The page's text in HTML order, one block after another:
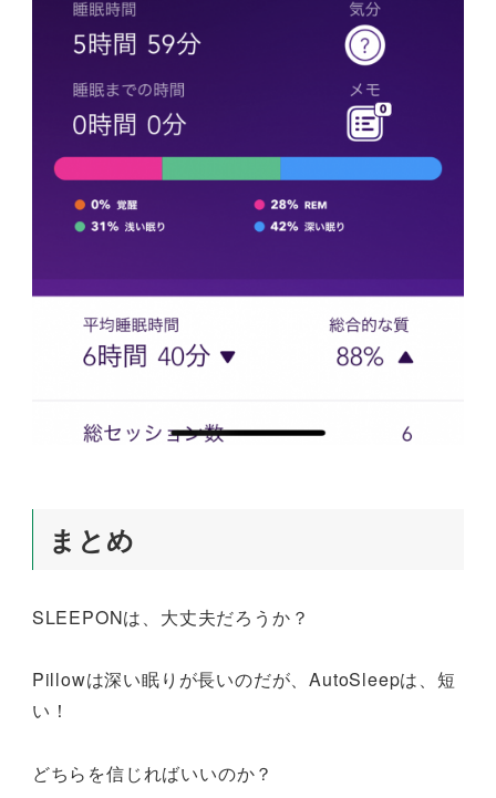
まとめ
SLEEPONは、大丈夫だろうか？
Pillowは深い眠りが長いのだが、AutoSleepは、短
い！
どちらを信じればいいのか？